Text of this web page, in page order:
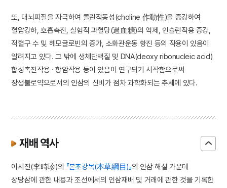
또, 대뇌피질을 자극하여 콜린작동성(choline 作動性)을 증강하여
혈압강하, 호흡촉진, 실험적 과혈당(過血糖)의 억제, 인슐린작용 증강,
적혈구 수 및 헤모글로빈의 증가, 소화관운동 항진 등의 작용이 있음이
알려지고 있다. 그 밖에 생체단백질 및 DNA(deoxy ribonucleic acid)
합성촉진작용 · 항암작용 등이 있음이 연구되기 시작함으로써
장생불로약으로서의 인삼의 신비가 점차 과학화되는 추세에 있다.
재배 역사
이시진(李時珍)의 『본초강목(本草綱目)』의 인삼 해설 가운데
상당삼에 관한 내용과 조선에서의 인삼재배 및 거래에 관한 것을 기록한